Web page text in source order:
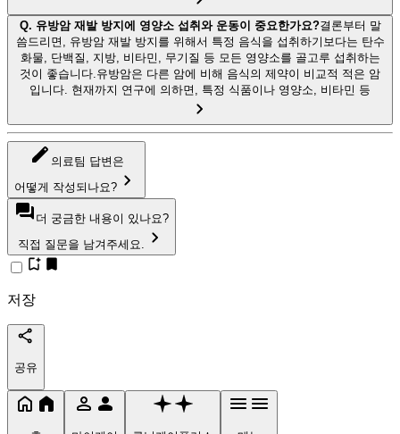
Q. 유방암 재발 방지에 영양소 섭취와 운동이 중요한가요?결론부터 말
씀드리면, 유방암 재발 방지를 위해서 특정 음식을 섭취하기보다는 탄수
화물, 단백질, 지방, 비타민, 무기질 등 모든 영양소를 골고루 섭취하는
것이 좋습니다.유방암은 다른 암에 비해 음식의 제약이 비교적 적은 암
입니다. 현재까지 연구에 의하면, 특정 식품이나 영양소, 비타민 등
의료팀 답변은
어떻게 작성되나요?
더 궁금한 내용이 있나요?
직접 질문을 남겨주세요.
저장
공유